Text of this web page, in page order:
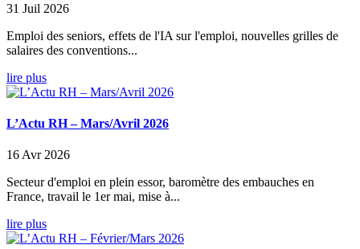
31 Juil 2026
Emploi des seniors, effets de l'IA sur l'emploi, nouvelles grilles de
salaires des conventions...
lire plus
L’Actu RH – Mars/Avril 2026
16 Avr 2026
Secteur d'emploi en plein essor, baromètre des embauches en
France, travail le 1er mai, mise à...
lire plus